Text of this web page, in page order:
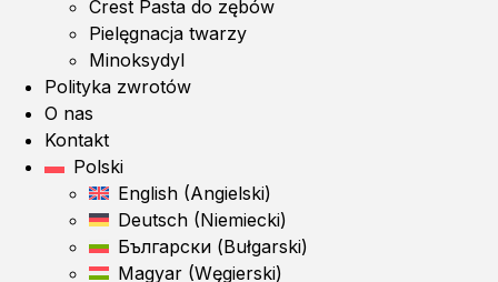
Crest Pasta do zębów
Pielęgnacja twarzy
Minoksydyl
Polityka zwrotów
O nas
Kontakt
Polski
English (Angielski)
Deutsch (Niemiecki)
Български (Bułgarski)
Magyar (Węgierski)